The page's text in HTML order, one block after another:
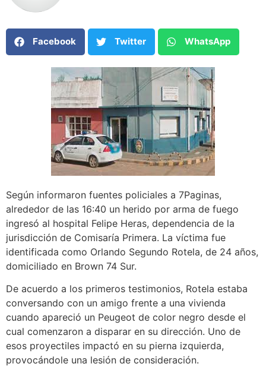
Facebook Twitter WhatsApp
Según informaron fuentes policiales a 7Paginas,
alrededor de las 16:40 un herido por arma de fuego
ingresó al hospital Felipe Heras, dependencia de la
jurisdicción de Comisaría Primera. La víctima fue
identificada como Orlando Segundo Rotela, de 24 años,
domiciliado en Brown 74 Sur.
De acuerdo a los primeros testimonios, Rotela estaba
conversando con un amigo frente a una vivienda
cuando apareció un Peugeot de color negro desde el
cual comenzaron a disparar en su dirección. Uno de
esos proyectiles impactó en su pierna izquierda,
provocándole una lesión de consideración.